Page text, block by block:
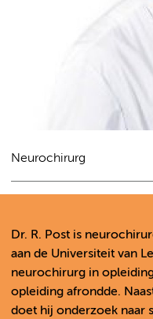
Neurochirurg
Dr. R. Post is
aan de Universiteit van
neurochirurg in
opleiding afrondde.
doet hij onderzoek naar